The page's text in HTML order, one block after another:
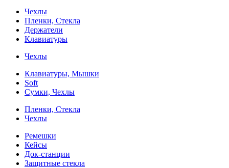
Чехлы
Пленки, Стекла
Держатели
Клавиатуры
Чехлы
Клавиатуры, Мышки
Soft
Сумки, Чехлы
Пленки, Стекла
Чехлы
Ремешки
Кейсы
Док-станции
Защитные стекла